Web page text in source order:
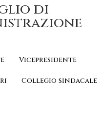
di
Vicepresidente
Collegio sindacale